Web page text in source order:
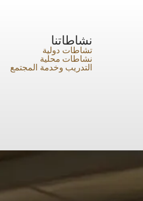
نشاطاتنا
تشاطات دولية
نشاطات محلية
التدريب وخدمة المجتمع